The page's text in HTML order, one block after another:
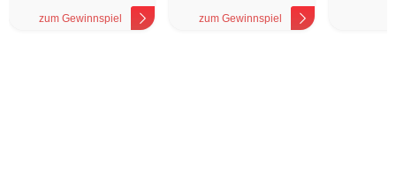
zum Gewinnspiel zum Gewinnspiel